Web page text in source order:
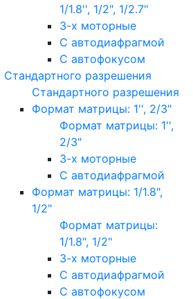
1/1.8'', 1/2", 1/2.7"
3-х моторные
С автодиафрагмой
С автофокусом
Стандартного разрешения
Стандартного разрешения
Формат матрицы: 1'', 2/3"
Формат матрицы: 1'',
2/3"
3-х моторные
С автодиафрагмой
Формат матрицы: 1/1.8",
1/2"
Формат матрицы:
1/1.8", 1/2"
3-х моторные
С автодиафрагмой
С автофокусом